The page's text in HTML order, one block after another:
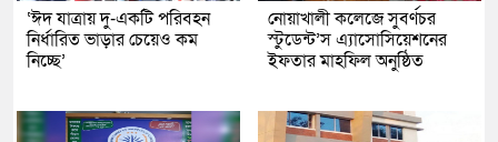
‘ঈদ যাত্রায় দু-একটি পরিবহন
নির্ধারিত ভাড়ার চেয়েও কম
নিচ্ছে’
নোয়াখালী কলেজে সুবর্ণচর
স্টুডেন্ট’স এ্যাসোসিয়েশনের
ইফতার মাহফিল অনুষ্ঠিত